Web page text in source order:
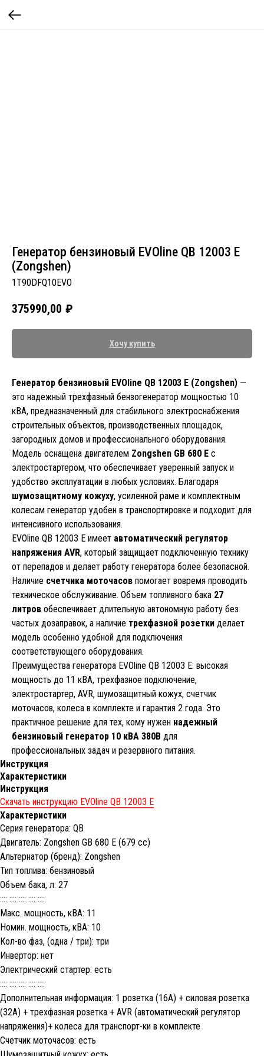
Генератор бензиновый EVOline QB 12003 E
(Zongshen)
1T90DFQ10EVO
375990,00 ₽
Хочу купить
Генератор бензиновый EVOline QB 12003 E (Zongshen) —
это надежный трехфазный бензогенератор мощностью 10
кВА, предназначенный для стабильного электроснабжения
строительных объектов, производственных площадок,
загородных домов и профессионального оборудования.
Модель оснащена двигателем Zongshen GB 680 E с
электростартером, что обеспечивает уверенный запуск и
удобство эксплуатации в любых условиях. Благодаря
шумозащитному кожуху, усиленной раме и комплектным
колесам генератор удобен в транспортировке и подходит для
интенсивного использования.
EVOline QB 12003 E имеет автоматический регулятор
напряжения AVR, который защищает подключенную технику
от перепадов и делает работу генератора более безопасной.
Наличие счетчика моточасов помогает вовремя проводить
техническое обслуживание. Объем топливного бака 27
литров обеспечивает длительную автономную работу без
частых дозаправок, а наличие трехфазной розетки делает
модель особенно удобной для подключения
соответствующего оборудования.
Преимущества генератора EVOline QB 12003 E: высокая
мощность до 11 кВА, трехфазное подключение,
электростартер, AVR, шумозащитный кожух, счетчик
моточасов, колеса в комплекте и гарантия 2 года. Это
практичное решение для тех, кому нужен надежный
бензиновый генератор 10 кВА 380В для
профессиональных задач и резервного питания.
Инструкция
Характеристики
Инструкция
Скачать инструкцию EVOline QB 12003 E
Характеристики
Серия генератора: QB
Двигатель: Zongshen GB 680 E (679 cc)
Альтернатор (бренд): Zongshen
Тип топлива: бензиновый
Объем бака, л: 27
:::: :::: :::: :::: ::::
Макс. мощность, кВА: 11
Номин. мощность, кВА: 10
Кол-во фаз, (одна / три): три
Инвертор: нет
Электрический стартер: есть
:::: :::: :::: :::: ::::
Дополнительная информация: 1 розетка (16А) + силовая розетка
(32А) + трехфазная розетка + AVR (автоматический регулятор
напряжения)+ колеса для транспорт-ки в комплекте
Счетчик моточасов: есть